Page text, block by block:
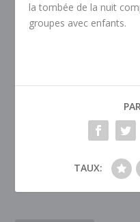
la tombée de la nuit
groupes avec enfants.
TAUX: